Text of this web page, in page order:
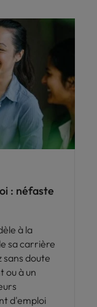
: néfaste
à la
sa carrière
sans doute
ou à un
d'emploi